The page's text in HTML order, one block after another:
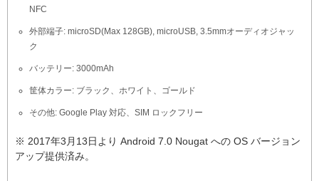
NFC
外部端子: microSD(Max 128GB), microUSB, 3.5mmオーディオジャッ
ク
バッテリー: 3000mAh
筐体カラー: ブラック、ホワイト、ゴールド
その他: Google Play 対応、SIM ロックフリー
※ 2017年3月13日より Android 7.0 Nougat への OS バージョン
アップ提供済み。